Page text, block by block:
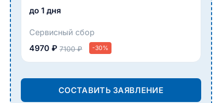
до 1 дня
Сервисный сбор
4970 ₽ 7100 ₽ -30%
СОСТАВИТЬ ЗАЯВЛЕНИЕ